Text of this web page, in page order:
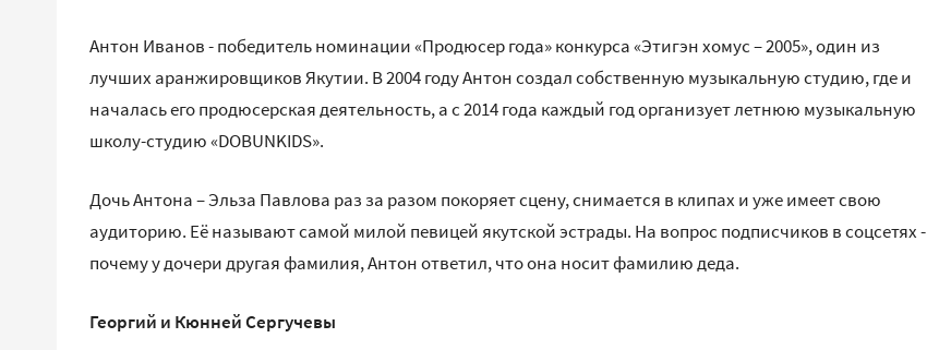
Антон Иванов - победитель номинации «Продюсер года» конкурса «Этигэн хомус – 2005», один из
лучших аранжировщиков Якутии. В 2004 году Антон создал собственную музыкальную студию, где и
началась его продюсерская деятельность, а с 2014 года каждый год организует летнюю музыкальную
школу-студию «DOBUNKIDS».
Дочь Антона – Эльза Павлова раз за разом покоряет сцену, снимается в клипах и уже имеет свою
аудиторию. Её называют самой милой певицей якутской эстрады. На вопрос подписчиков в соцсетях -
почему у дочери другая фамилия, Антон ответил, что она носит фамилию деда.
Георгий и Кюнней Сергучевы